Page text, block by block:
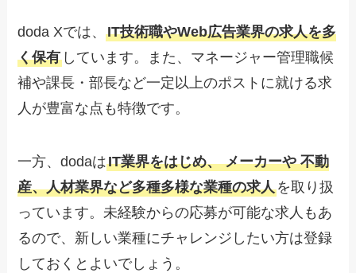
doda Xでは、IT技術職やWeb広告業界の求人を多
く保有 しています。また、マネージャー管理職候
補や課長・部長など一定以上のポストに就ける求
人が豊富な点も特徴です。
一方、dodaはIT業界をはじめ、 メーカーや 不動
産、人材業界など多種多様な業種の求人を取り扱
っています。未経験からの応募が可能な求人もあ
るので、新しい業種にチャレンジしたい方は登録
しておくとよいでしょう。